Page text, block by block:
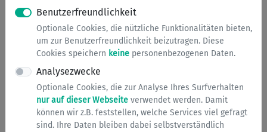
Benutzerfreundlichkeit
Optionale Cookies, die nützliche Funktionalitäten bieten,
um zur Benutzerfreundlichkeit beizutragen. Diese
Cookies speichern keine personenbezogenen Daten.
Analysezwecke
Optionale Cookies, die zur Analyse Ihres Surfverhalten
nur auf dieser Webseite verwendet werden. Damit
können wir z.B. feststellen, welche Services viel gefragt
sind. Ihre Daten bleiben dabei selbstverständlich
Hauptanwendungsbereiche für die Eintragung von
Baulasten sind:
Vereinigungsbaulast
Übernahme der fehlenden Abstandsflächen
Stellplatzzuordnung
Sicherung eines Geh-, Fahr- und/ oder
Leitungsrechts